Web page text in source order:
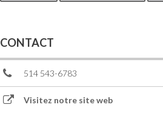
CONTACT
514 543-6783
Visitez notre site web